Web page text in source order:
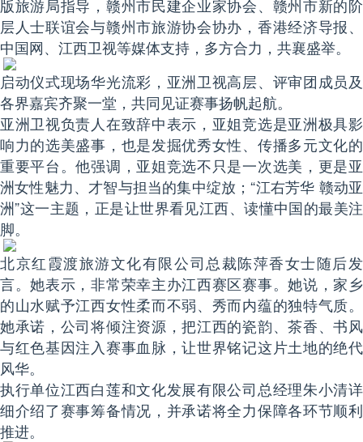
版旅游局指导，赣州市民建企业家协会、赣州市新的阶
层人士联谊会与赣州市旅游协会协办，香港经济导报、
中国网、江西卫视等媒体支持，多方合力，共襄盛举。
启动仪式现场华光流彩，亚洲卫视高层、评审团成员及
各界嘉宾齐聚一堂，共同见证赛事扬帆起航。
亚洲卫视负责人在致辞中表示，亚姐竞选是亚洲极具影
响力的选美盛事，也是发掘优秀女性、传播多元文化的
重要平台。他强调，亚姐竞选不只是一次选美，更是亚
洲女性魅力、才智与担当的集中绽放；“江右芳华 赣动亚
洲”这一主题，正是让世界看见江西、读懂中国的最美注
脚。
北京红霞渡旅游文化有限公司总裁陈萍香女士随后发
言。她表示，非常荣幸主办江西赛区赛事。她说，家乡
的山水赋予江西女性柔而不弱、秀而内蕴的独特气质。
她承诺，公司将倾注资源，把江西的瓷韵、茶香、书风
与红色基因注入赛事血脉，让世界铭记这片土地的绝代
风华。
执行单位江西白莲和文化发展有限公司总经理朱小清详
细介绍了赛事筹备情况，并承诺将全力保障各环节顺利
推进。